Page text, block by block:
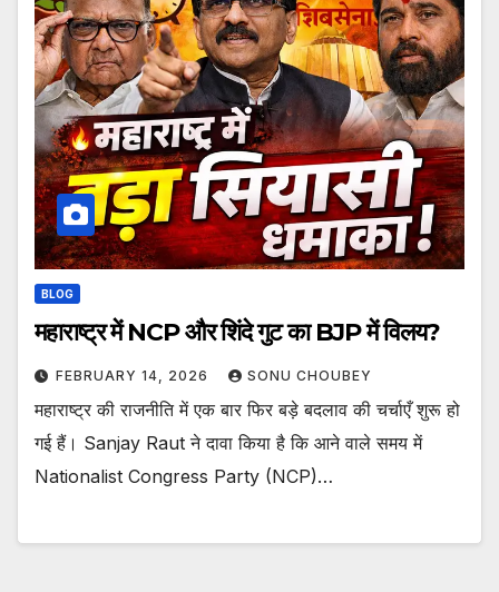
BLOG
महाराष्ट्र में NCP और शिंदे गुट का BJP में विलय?
FEBRUARY 14, 2026 SONU CHOUBEY
महाराष्ट्र की राजनीति में एक बार फिर बड़े बदलाव की चर्चाएँ शुरू हो
गई हैं। Sanjay Raut ने दावा किया है कि आने वाले समय में
Nationalist Congress Party (NCP)…